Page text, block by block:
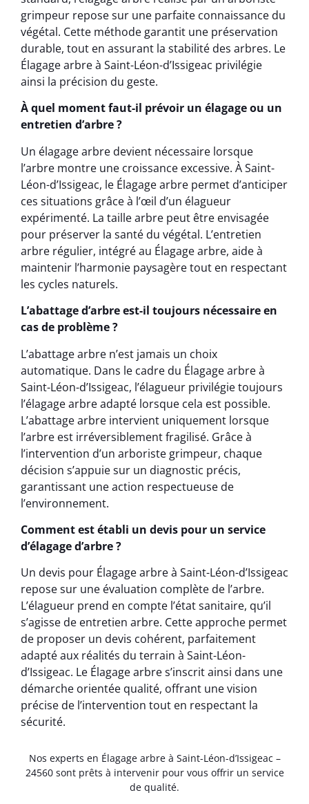
grimpeur repose sur une parfaite connaissance du
végétal. Cette méthode garantit une préservation
durable, tout en assurant la stabilité des arbres. Le
Élagage arbre à Saint-Léon-d’Issigeac privilégie
ainsi la précision du geste.
À quel moment faut-il prévoir un élagage ou un
entretien d’arbre ?
Un élagage arbre devient nécessaire lorsque
l’arbre montre une croissance excessive. À Saint-
Léon-d’Issigeac, le Élagage arbre permet d’anticiper
ces situations grâce à l’œil d’un élagueur
expérimenté. La taille arbre peut être envisagée
pour préserver la santé du végétal. L’entretien
arbre régulier, intégré au Élagage arbre, aide à
maintenir l’harmonie paysagère tout en respectant
les cycles naturels.
L’abattage d’arbre est-il toujours nécessaire en
cas de problème ?
L’abattage arbre n’est jamais un choix
automatique. Dans le cadre du Élagage arbre à
Saint-Léon-d’Issigeac, l’élagueur privilégie toujours
l’élagage arbre adapté lorsque cela est possible.
L’abattage arbre intervient uniquement lorsque
l’arbre est irréversiblement fragilisé. Grâce à
l’intervention d’un arboriste grimpeur, chaque
décision s’appuie sur un diagnostic précis,
garantissant une action respectueuse de
l’environnement.
Comment est établi un devis pour un service
d’élagage d’arbre ?
Un devis pour Élagage arbre à Saint-Léon-d’Issigeac
repose sur une évaluation complète de l’arbre.
L’élagueur prend en compte l’état sanitaire, qu’il
s’agisse de entretien arbre. Cette approche permet
de proposer un devis cohérent, parfaitement
adapté aux réalités du terrain à Saint-Léon-
d’Issigeac. Le Élagage arbre s’inscrit ainsi dans une
démarche orientée qualité, offrant une vision
précise de l’intervention tout en respectant la
sécurité.
Nos experts en Élagage arbre à Saint-Léon-d’Issigeac –
24560 sont prêts à intervenir pour vous offrir un service
de qualité.